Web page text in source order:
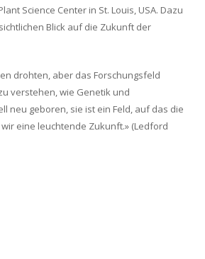
Science Center in St. Louis, USA. Dazu
Blick auf die Zukunft der
drohten, aber das Forschungsfeld
verstehen, wie Genetik und
neu geboren, sie ist ein Feld, auf das die
eine leuchtende Zukunft.» (Ledford